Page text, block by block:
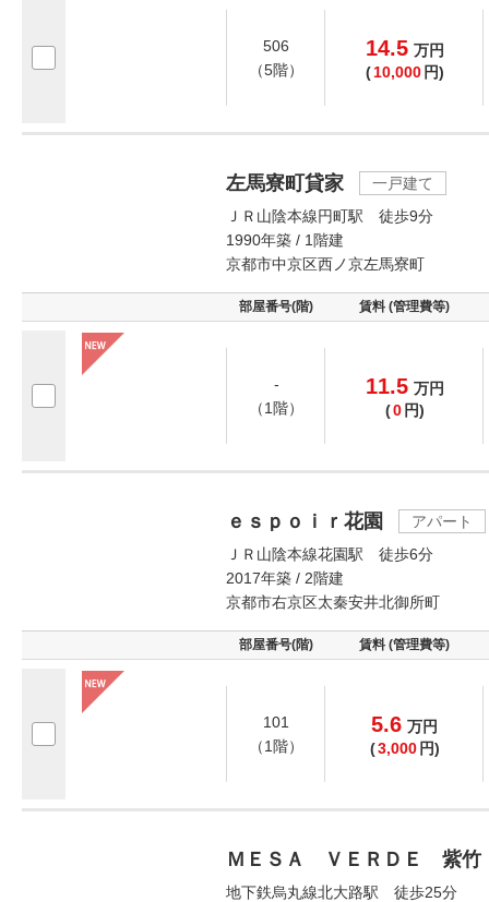
506
（5階）
14.5 万円
( 10,000 円)
左馬寮町貸家
一戸建て
ＪＲ山陰本線円町駅 徒歩9分
1990年築 / 1階建
京都市中京区西ノ京左馬寮町
部屋番号(階) 賃料 (管理費等)
-
（1階）
11.5 万円
(0 円)
ｅｓｐｏｉｒ花園
アパート
ＪＲ山陰本線花園駅 徒歩6分
2017年築 / 2階建
京都市右京区太秦安井北御所町
部屋番号(階) 賃料 (管理費等)
101
（1階）
5.6 万円
(3,000 円)
ＭＥＳＡ ＶＥＲＤＥ 紫竹
地下鉄烏丸線北大路駅 徒歩25分